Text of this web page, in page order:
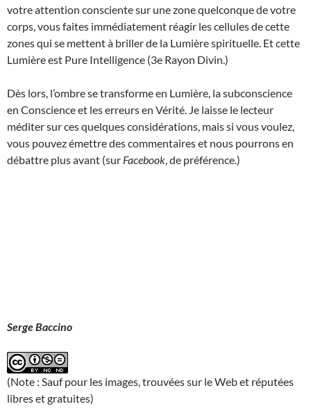
votre attention consciente sur une zone quelconque de votre
corps, vous faites immédiatement réagir les cellules de cette
zones qui se mettent à briller de la Lumière spirituelle. Et cette
Lumière est Pure Intelligence (3e Rayon Divin.)
Dès lors, l’ombre se transforme en Lumière, la subconscience
en Conscience et les erreurs en Vérité. Je laisse le lecteur
méditer sur ces quelques considérations, mais si vous voulez,
vous pouvez émettre des commentaires et nous pourrons en
débattre plus avant (sur Facebook , de préférence.)
Serge Baccino
(Note : Sauf pour les images, trouvées sur le Web et réputées
libres et gratuites)